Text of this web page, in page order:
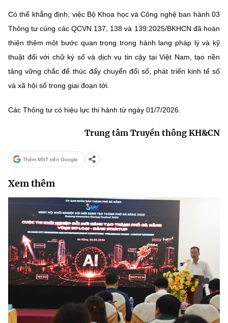
Có thể khẳng định, việc Bộ Khoa học và Công nghệ ban hành 03
Thông tư cùng các QCVN 137, 138 và 139:2025/BKHCN đã hoàn
thiện thêm một bước quan trọng trong hành lang pháp lý và kỹ
thuật đối với chữ ký số và dịch vụ tin cậy tại Việt Nam, tạo nền
tảng vững chắc để thúc đẩy chuyển đổi số, phát triển kinh tế số
và xã hội số trong giai đoạn tới.
Các Thông tư có hiệu lực thi hành từ ngày 01/7/2026.
Trung tâm Truyền thông KH&CN
Thêm MST trên Google
Xem thêm